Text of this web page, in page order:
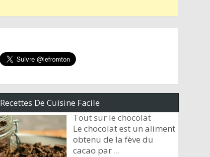
Recettes De Cuisine Facile
Tout sur le chocolat
Le chocolat est un aliment
obtenu de la fève du
cacao par ...